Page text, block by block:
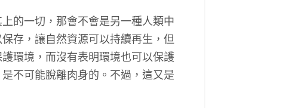
的一切，那會不會是另一種人類中
存，讓自然資源可以持續再生，但
環境，而沒有表明環境也可以保護
不可能脫離肉身的。不過，這又是